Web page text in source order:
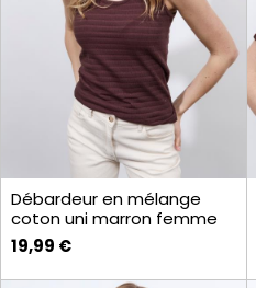
Débardeur en mélange
coton uni marron femme
19,99 €